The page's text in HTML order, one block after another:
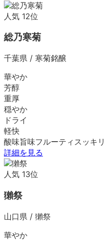
人気 12位
総乃寒菊
千葉県 / 寒菊銘醸
華やか
芳醇
重厚
穏やか
ドライ
軽快
酸味旨味フルーティ スッキリ
詳細を見る
人気 13位
獺祭
山口県 / 獺祭
華やか